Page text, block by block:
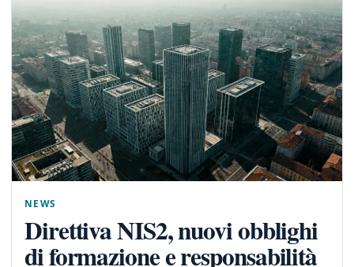
NEWS
Direttiva NIS2, nuovi obblighi
di formazione e responsabilità